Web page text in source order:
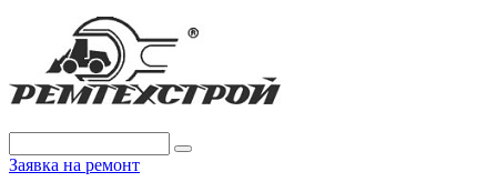
Заявка на ремонт